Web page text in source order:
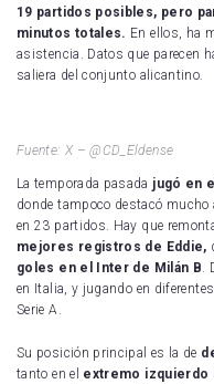
19 partidos posibles, pero
minutos totales. En ellos, ha
asistencia. Datos que parecen
saliera del conjunto alicantino.
Fuente: X – @CD_Eldense
La temporada pasada jugó en
donde tampoco destacó
en 23 partidos. Hay que
mejores registros de Eddie,
goles en el Inter de Milán B.
en Italia, y jugando en
Serie A.
Su posición principal es la de
tanto en el extremo izquierdo